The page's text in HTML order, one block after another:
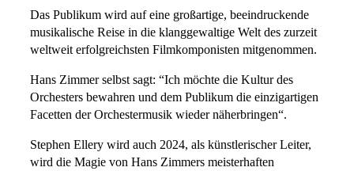
Das Publikum wird auf eine großartige, beeindruckende
musikalische Reise in die klanggewaltige Welt des zurzeit
weltweit erfolgreichsten Filmkomponisten mitgenommen.
Hans Zimmer selbst sagt: “Ich möchte die Kultur des
Orchesters bewahren und dem Publikum die einzigartigen
Facetten der Orchestermusik wieder näherbringen“.
Stephen Ellery wird auch 2024, als künstlerischer Leiter,
wird die Magie von Hans Zimmers meisterhaften